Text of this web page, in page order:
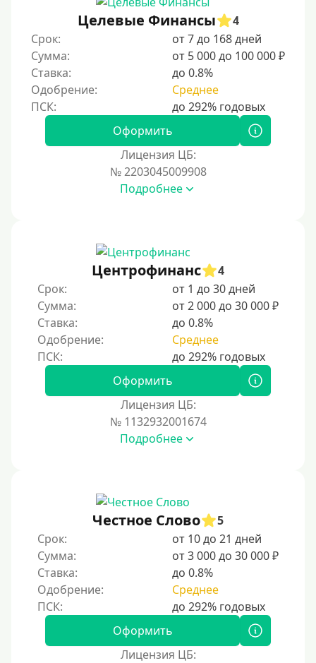
Целевые Финансы
4
Срок:
от 7 до 168 дней
Сумма:
от 5 000 до 100 000 ₽
Ставка:
до 0.8%
Одобрение:
Среднее
Оформить
Лицензия ЦБ:
№ 2203045009908
Подробнее
Центрофинанс
4
Срок:
от 1 до 30 дней
Сумма:
от 2 000 до 30 000 ₽
Ставка:
до 0.8%
Одобрение:
Среднее
Оформить
Лицензия ЦБ:
№ 1132932001674
Подробнее
Честное Слово
5
Срок:
от 10 до 21 дней
Сумма:
от 3 000 до 30 000 ₽
Ставка:
до 0.8%
Одобрение:
Среднее
Оформить
Лицензия ЦБ: